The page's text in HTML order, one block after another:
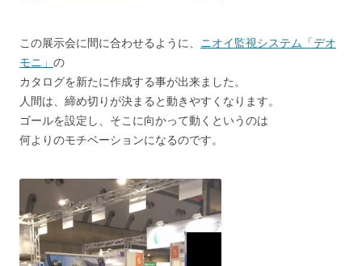
この展示会に間に合わせるように、 ニオイ監視システム「デオ
モニ」 の
カタログを新たに作成する事が出来ました。
人間は、締め切りが決まると動きやすくなります。
ゴールを設定し、そこに向かって動くというのは
何よりのモチベーションになるのです。